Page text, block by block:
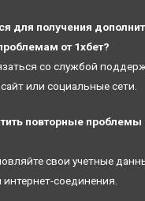
для получения
от 1хбет?
со службой
или социальные сети.
повторные
свои учетные
соединения.